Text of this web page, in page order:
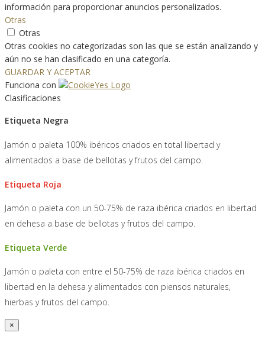
información para proporcionar anuncios personalizados.
Otras
Otras
Otras cookies no categorizadas son las que se están analizando y
aún no se han clasificado en una categoría.
GUARDAR Y ACEPTAR
Funciona con
Clasificaciones
Etiqueta Negra
Jamón o paleta 100% ibéricos criados en total libertad y
alimentados a base de bellotas y frutos del campo.
Etiqueta Roja
Jamón o paleta con un 50-75% de raza ibérica criados en libertad
en dehesa a base de bellotas y frutos del campo.
Etiqueta Verde
Jamón o paleta con entre el 50-75% de raza ibérica criados en
libertad en la dehesa y alimentados con piensos naturales,
hierbas y frutos del campo.
×